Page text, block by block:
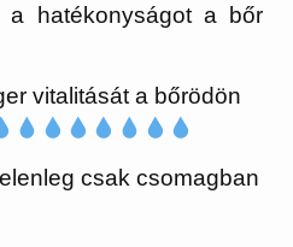
a hatékonyságot a bőr
vitalitását a bőrödön
csak csomagban